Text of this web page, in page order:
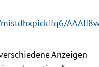
Anzeigen